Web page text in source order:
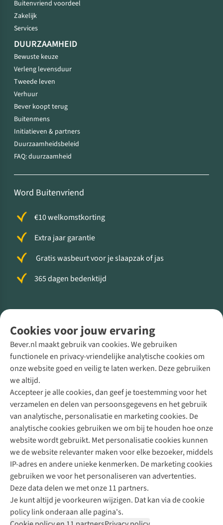
Cookies voor jouw ervaring
Bever.nl maakt gebruik van cookies. We gebruiken
functionele en privacy-vriendelijke analytische cookies om
onze website goed en veilig te laten werken. Deze gebruiken
we altijd.
Accepteer je alle cookies, dan geef je toestemming voor het
verzamelen en delen van persoonsgegevens en het gebruik
van analytische, personalisatie en marketing cookies. De
analytische cookies gebruiken we om bij te houden hoe onze
website wordt gebruikt. Met personalisatie cookies kunnen
we de website relevanter maken voor elke bezoeker, middels
IP-adres en andere unieke kenmerken. De marketing cookies
gebruiken we voor het personaliseren van advertenties.
Deze data delen we met onze 11 partners.
Je kunt altijd je voorkeuren wijzigen. Dat kan via de cookie
policy link onderaan alle pagina's.
Buitenvriend voordeel
Zakelijk
Services
DUURZAAMHEID
Bewuste keuze
Verleng levensduur
Tweede leven
Verhuur
Bever koopt terug
Buitenmens
Initiatieven & partners
Duurzaamheidsbeleid
FAQ: duurzaamheid
Word Buitenvriend
€10 welkomstkorting
Extra jaar garantie
Gratis wasbeurt voor je slaapzak of jas
365 dagen bedenktijd
Direct advies van een Buitenexpert
+31 (0)85 888 50 88
+31 6 12 28 49 80
Contactformulier